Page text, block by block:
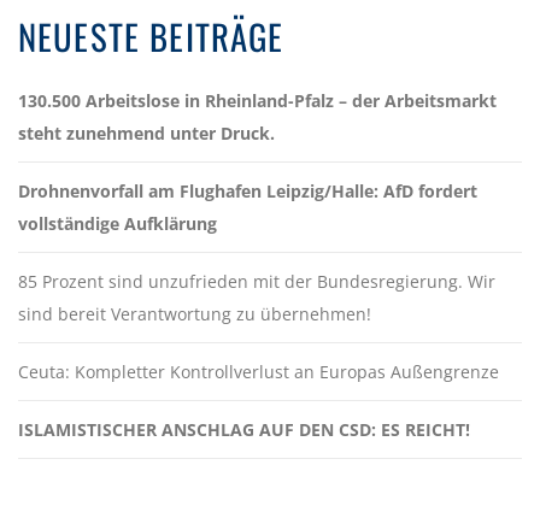
NEUESTE BEITRÄGE
130.500 Arbeitslose in Rheinland-Pfalz – der Arbeitsmarkt
steht zunehmend unter Druck.
Drohnenvorfall am Flughafen Leipzig/Halle: AfD fordert
vollständige Aufklärung
85 Prozent sind unzufrieden mit der Bundesregierung. Wir
sind bereit Verantwortung zu übernehmen!
Ceuta: Kompletter Kontrollverlust an Europas Außengrenze
ISLAMISTISCHER ANSCHLAG AUF DEN CSD: ES REICHT!